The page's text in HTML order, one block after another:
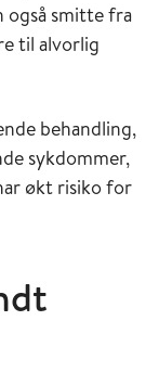
også smitte fra
til alvorlig
behandling,
sykdommer,
økt risiko for